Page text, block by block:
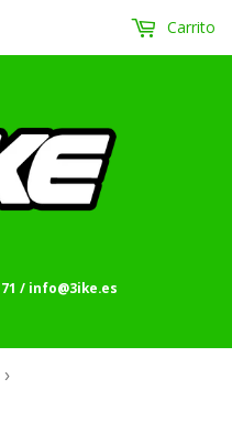
71 / info@3ike.es
Carrito
›